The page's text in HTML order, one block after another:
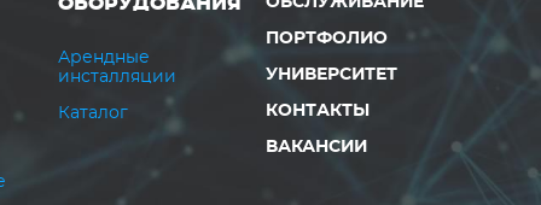
Арендные
инсталляции
Каталог
ПОРТФОЛИО
УНИВЕРСИТЕТ
КОНТАКТЫ
ВАКАНСИИ